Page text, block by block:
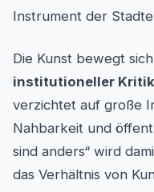
Instrument der
Die Kunst bewegt
institutioneller Kritik
verzichtet auf große
Nahbarkeit und
sind anders“ wird
das Verhältnis von